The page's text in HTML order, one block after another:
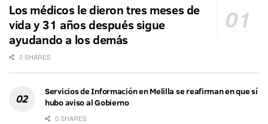
Los médicos le dieron tres meses de
vida y 31 años después sigue
ayudando a los demás
0 SHARES
Servicios de Información en Melilla se reafirman en que sí
hubo aviso al Gobierno
0 SHARES